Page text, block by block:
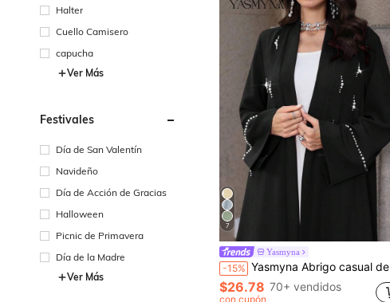
Halter
Cuello Camisero
capucha
Ver Más
Festivales
Día de San Valentín
Navideño
Día de Acción de Gracias
Halloween
Picnic de Primavera
Día de la Madre
Ver Más
7
Yasmyna
-15% Yasmyna Abrigo casual de manga larga de corte holgado con decoración de perlas
$26.78 70+ vendidos
con cupón